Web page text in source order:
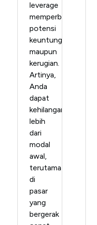
leverage
memperbesar
potensi
keuntungan
maupun
kerugian.
Artinya,
Anda
dapat
kehilangan
lebih
dari
modal
awal,
terutama
di
pasar
yang
bergerak